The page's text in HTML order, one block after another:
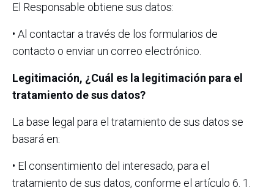
El Responsable obtiene sus datos:
• Al contactar a través de los formularios de
contacto o enviar un correo electrónico.
Legitimación, ¿Cuál es la legitimación para el
tratamiento de sus datos?
La base legal para el tratamiento de sus datos se
basará en:
• El consentimiento del interesado, para el
tratamiento de sus datos, conforme el artículo 6. 1.